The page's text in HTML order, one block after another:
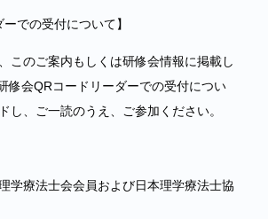
ーでの受付について】
このご案内もしくは研修会情報に掲載し
修会QRコードリーダーでの受付につい
し、ご一読のうえ、ご参加ください。
療法士会会員および日本理学療法士協